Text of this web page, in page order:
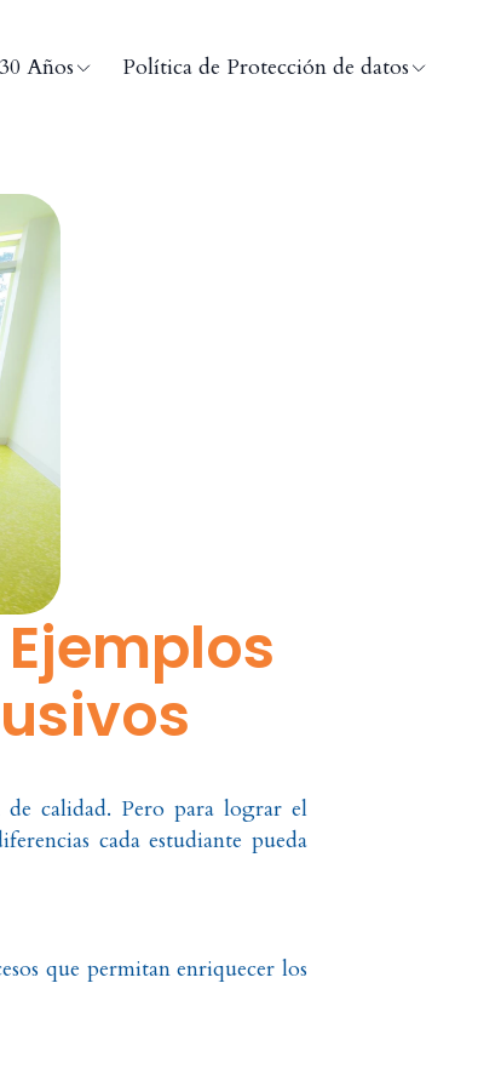
30 Años Política de Protección de datos
calidad. Pero para lograr el
cada estudiante pueda
que permitan enriquecer los